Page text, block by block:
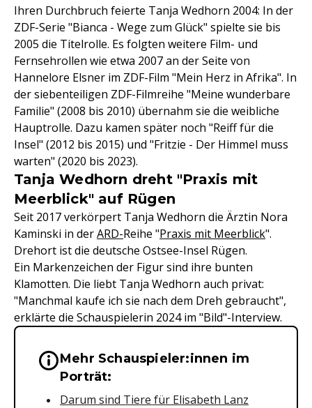
Ihren Durchbruch feierte Tanja Wedhorn 2004: In der
ZDF-Serie "Bianca - Wege zum Glück" spielte sie bis
2005 die Titelrolle. Es folgten weitere Film- und
Fernsehrollen wie etwa 2007 an der Seite von
Hannelore Elsner im ZDF-Film "Mein Herz in Afrika". In
der siebenteiligen ZDF-Filmreihe "Meine wunderbare
Familie" (2008 bis 2010) übernahm sie die weibliche
Hauptrolle. Dazu kamen später noch "Reiff für die
Insel" (2012 bis 2015) und "Fritzie - Der Himmel muss
warten" (2020 bis 2023).
Tanja Wedhorn dreht "Praxis mit
Meerblick" auf Rügen
Seit 2017 verkörpert Tanja Wedhorn die Ärztin Nora
Kaminski in derARD-Reihe "Praxis mit Meerblick".
Drehort ist die deutsche Ostsee-Insel Rügen.
Ein Markenzeichen der Figur sind ihre bunten
Klamotten. Die liebt Tanja Wedhorn auch privat:
"Manchmal kaufe ich sie nach dem Dreh gebraucht",
erklärte die Schauspielerin 2024 im "Bild"-Interview.
Wichtige Hinweise &
Mehr Schauspieler:innen im
Porträt:
Darum sind Tiere für Elisabeth Lanz